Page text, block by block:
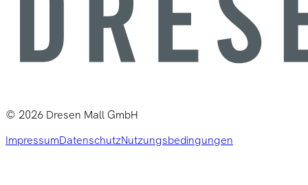
© 2026 Dresen Mall GmbH
ImpressumDatenschutzNutzungsbedingungen